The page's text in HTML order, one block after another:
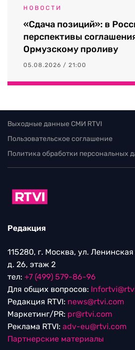
НОВОСТИ
«Сдача позиций»: в
перспективы
Ормузскому проливу
05.08.2026 / 21:00
Выходные данные СМИ RTVI
Пользовательское соглашение
Политика обработки персональных
Редакция
115280, г. Москва, ул.
д. 26, этаж 2
тел: +7 (499) 579-86-96
Для общих вопросов:
Редакция RTVI: news@rtvi.com
Маркетинг/PR: pr@rtvi.com
Реклама RTVI: adv-eu@rtvi.com
Партнерские материалы